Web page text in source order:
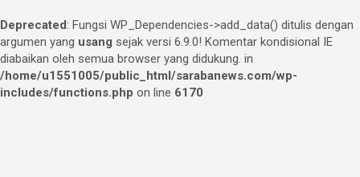
Deprecated: Fungsi WP_Dependencies->add_data() ditulis dengan
argumen yang usang sejak versi 6.9.0! Komentar kondisional IE
diabaikan oleh semua browser yang didukung. in
/home/u1551005/public_html/sarabanews.com/wp-
includes/functions.php on line 6170